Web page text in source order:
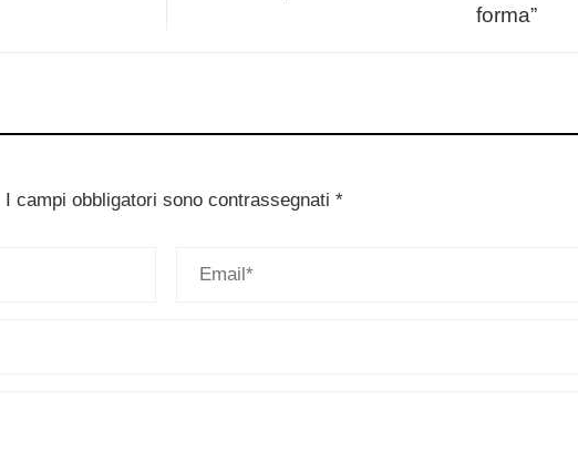
forma”
I campi obbligatori sono contrassegnati *